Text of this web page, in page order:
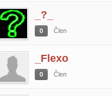
_?_
0 Člen
_Flexo
0 Člen